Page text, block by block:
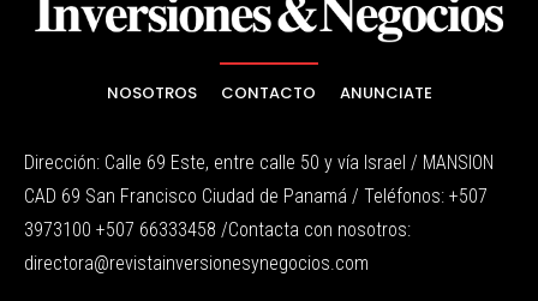
NOSOTROS CONTACTO ANUNCIATE
Dirección: Calle 69 Este, entre calle 50 y vía Israel / MANSION
CAD 69 San Francisco Ciudad de Panamá / Teléfonos: +507
3973100 +507 66333458 /Contacta con nosotros:
directora@revistainversionesynegocios.com